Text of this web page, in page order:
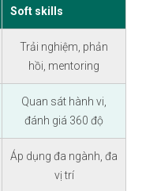
Soft skills
Trải nghiệm, phản
hồi, mentoring
Quan sát hành vi,
đánh giá 360 độ
Áp dụng đa ngành, đa
vị trí